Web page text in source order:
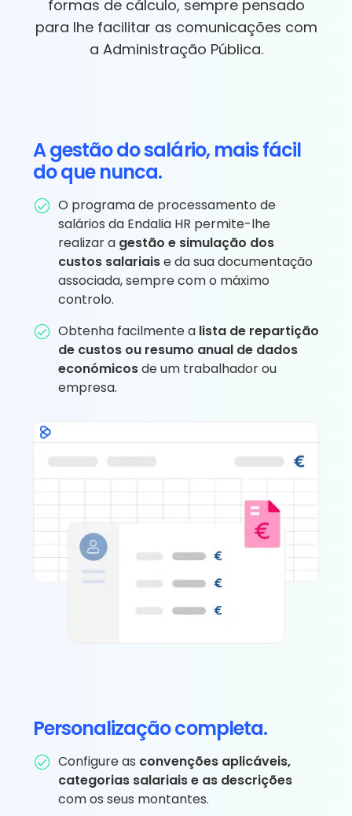
formas de cálculo, sempre pensado
para lhe facilitar as comunicações com
a Administração Pública.
A gestão do salário, mais fácil
do que nunca.
O programa de processamento de
salários da Endalia HR permite-lhe
realizar a gestão e simulação dos
custos salariaise da sua documentação
associada, sempre com o máximo
controlo.
Obtenha facilmente a lista de repartição
de custos ou resumo anual de dados
económicosde um trabalhador ou
empresa.
Personalização completa.
Configure as convenções aplicáveis,
categorias salariais e as descrições
com os seus montantes.